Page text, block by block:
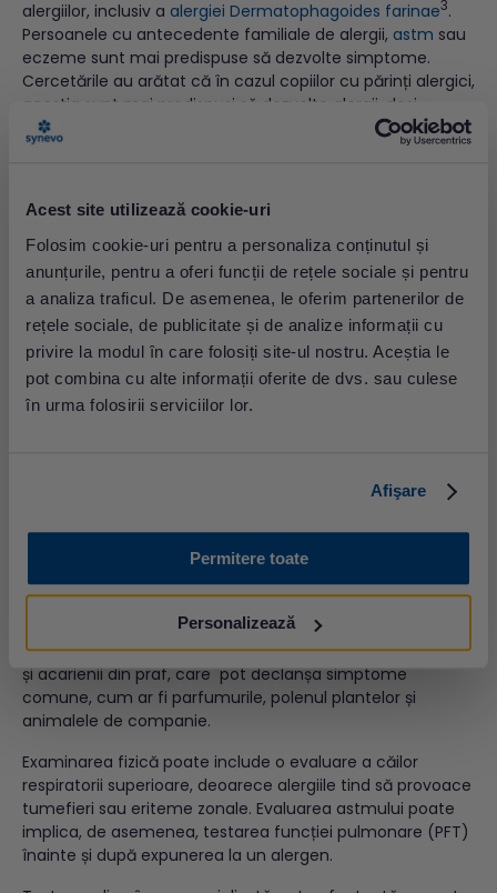
Acest site utilizează cookie-uri
Folosim cookie-uri pentru a personaliza conținutul și
anunțurile, pentru a oferi funcții de rețele sociale și pentru
a analiza traficul. De asemenea, le oferim partenerilor de
rețele sociale, de publicitate și de analize informații cu
privire la modul în care folosiți site-ul nostru. Aceștia le
pot combina cu alte informații oferite de dvs. sau culese
în urma folosirii serviciilor lor.
Afişare
Permitere toate
Personalizează
alergiilor, inclusiv a alergiei Dermatophagoides farinae3.
Persoanele cu antecedente familiale de alergii, astm sau
eczeme sunt mai predispuse să dezvolte simptome.
Cercetările au arătat că în cazul copiilor cu părinți alergici,
acestia sunt mai predispuși să dezvolte alergii, deși
implicarea unor gene specifice nu este deplin înțeleasă.
alergice. Expunerea la fumul de țigară, la gazele de
eșapament și la alți poluanți poate slăbi sistemul imunitar
și îi poate face pe indivizi mai susceptibili la reacții
alergice, agravand totodată simptomatologia, la
persoane deja alergice.
Alți factori care pot contribui la dezvoltarea reacțiilor
alergice includ vârsta, sexul și condițiile de sănătate
subiacente. Copiii sunt mai predispuși să dezvolte alergii
Diagnotiscul alergiei la acarieni
Identificarea reacțiilor alergice sau de tip astmatiform la
acarienii existenți în praf, se poate dovedi un proces dificil.
Acest lucru se datorează faptului că în mediul
înconjurător există mulți alți alergeni la fel de răspândiți ca
și acarienii din praf, care pot declanșa simptome
comune, cum ar fi parfumurile, polenul plantelor și
animalele de companie.
Examinarea fizică poate include o evaluare a căilor
respiratorii superioare, deoarece alergiile tind să provoace
tumefieri sau eriteme zonale. Evaluarea astmului poate
implica, de asemenea, testarea funcției pulmonare (PFT)
înainte și după expunerea la un alergen.